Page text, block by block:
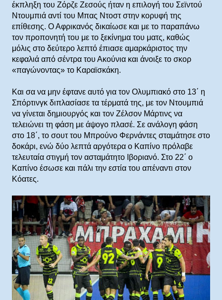
έκπληξη του Ζόρζε Ζεσούς ήταν η επιλογή του Σεϊντού
Ντουμπιά αντί του Μπας Ντοστ στην κορυφή της
επίθεσης. Ο Αφρικανός δικαίωσε και με το παραπάνω
τον προπονητή του με το ξεκίνημα του ματς, καθώς
μόλις στο δεύτερο λεπτό έπιασε αμαρκάριστος την
κεφαλιά από σέντρα του Ακούνια και άνοιξε το σκορ
«παγώνοντας» το Καραϊσκάκη.
Και σα να μην έφτανε αυτό για τον Ολυμπιακό στο 13΄ η
Σπόρτινγκ διπλασίασε τα τέρματά της, με τον Ντουμπιά
να γίνεται δημιουργός και τον Ζέλσον Μάρτινς να
τελειώνει τη φάση με άψογο πλασέ. Σε ανάλογη φάση
στο 18΄, το σουτ του Μπρούνο Φερνάντες σταμάτησε στο
δοκάρι, ενώ δύο λεπτά αργότερα ο Καπίνο πρόλαβε
τελευταία στιγμή τον ασταμάτητο Ιβοριανό. Στο 22΄ ο
Καπίνο έσωσε και πάλι την εστία του απέναντι στον
Κόατες.